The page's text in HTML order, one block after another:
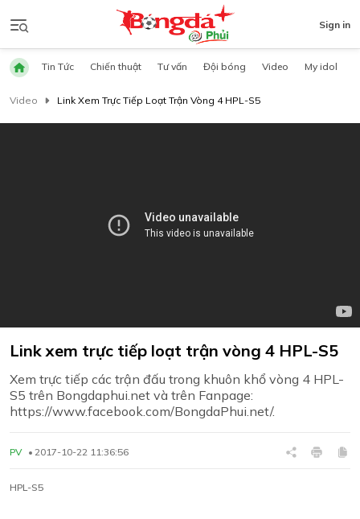
Sign in
Tin Tức Chiến thuật Tư vấn Đội bóng Video My idol
Video Link Xem Trực Tiếp Loạt Trận Vòng 4 HPL-S5
Link xem trực tiếp loạt trận vòng 4 HPL-S5
Xem trực tiếp các trận đấu trong khuôn khổ vòng 4 HPL-
S5 trên Bongdaphui.net và trên Fanpage:
https://www.facebook.com/BongdaPhui.net/.
PV 2017-10-22 11:36:56
HPL-S5